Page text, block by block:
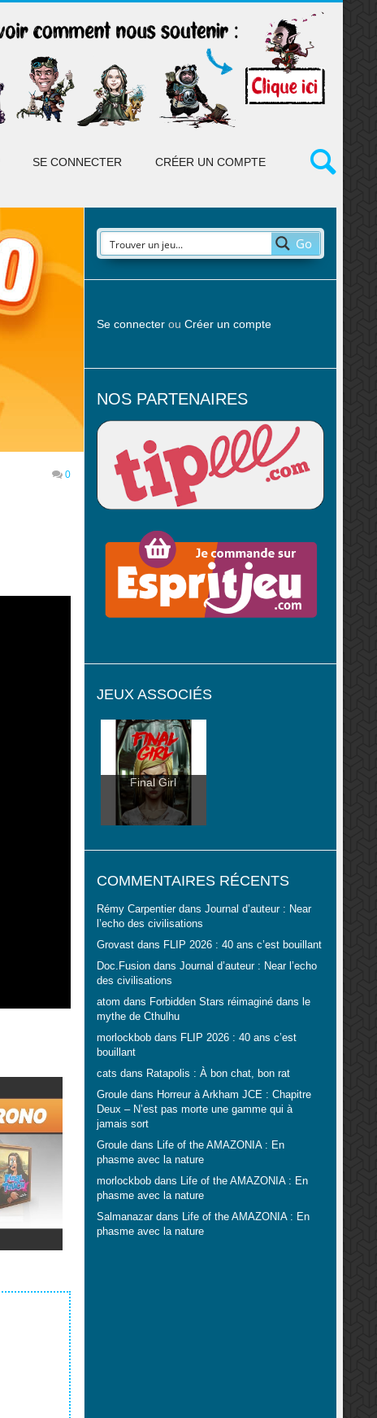
SE CONNECTER CRÉER UN COMPTE
0
Go
Se connecterou Créer un compte
NOS PARTENAIRES
JEUX ASSOCIÉS
Final Girl
COMMENTAIRES RÉCENTS
Rémy Carpentierdans Journal d’auteur : Near
l’echo des civilisations
Grovastdans FLIP 2026 : 40 ans c’est bouillant
Doc.Fusiondans Journal d’auteur : Near l’echo
des civilisations
atom dans Forbidden Stars réimaginé dans le
mythe de Cthulhu
morlockbobdans FLIP 2026 : 40 ans c’est
bouillant
cats dans Ratapolis : À bon chat, bon rat
Grouledans Horreur à Arkham JCE : Chapitre
Deux – N’est pas morte une gamme qui à
jamais sort
Grouledans Life of the AMAZONIA : En
phasme avec la nature
morlockbobdans Life of the AMAZONIA : En
phasme avec la nature
Salmanazardans Life of the AMAZONIA : En
phasme avec la nature